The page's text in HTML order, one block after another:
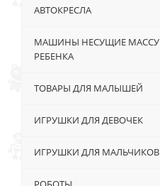
АВТОКРЕСЛА
МАШИНЫ НЕСУЩИЕ МАССУ
РЕБЕНКА
ТОВАРЫ ДЛЯ МАЛЫШЕЙ
ИГРУШКИ ДЛЯ ДЕВОЧЕК
ИГРУШКИ ДЛЯ МАЛЬЧИКОВ